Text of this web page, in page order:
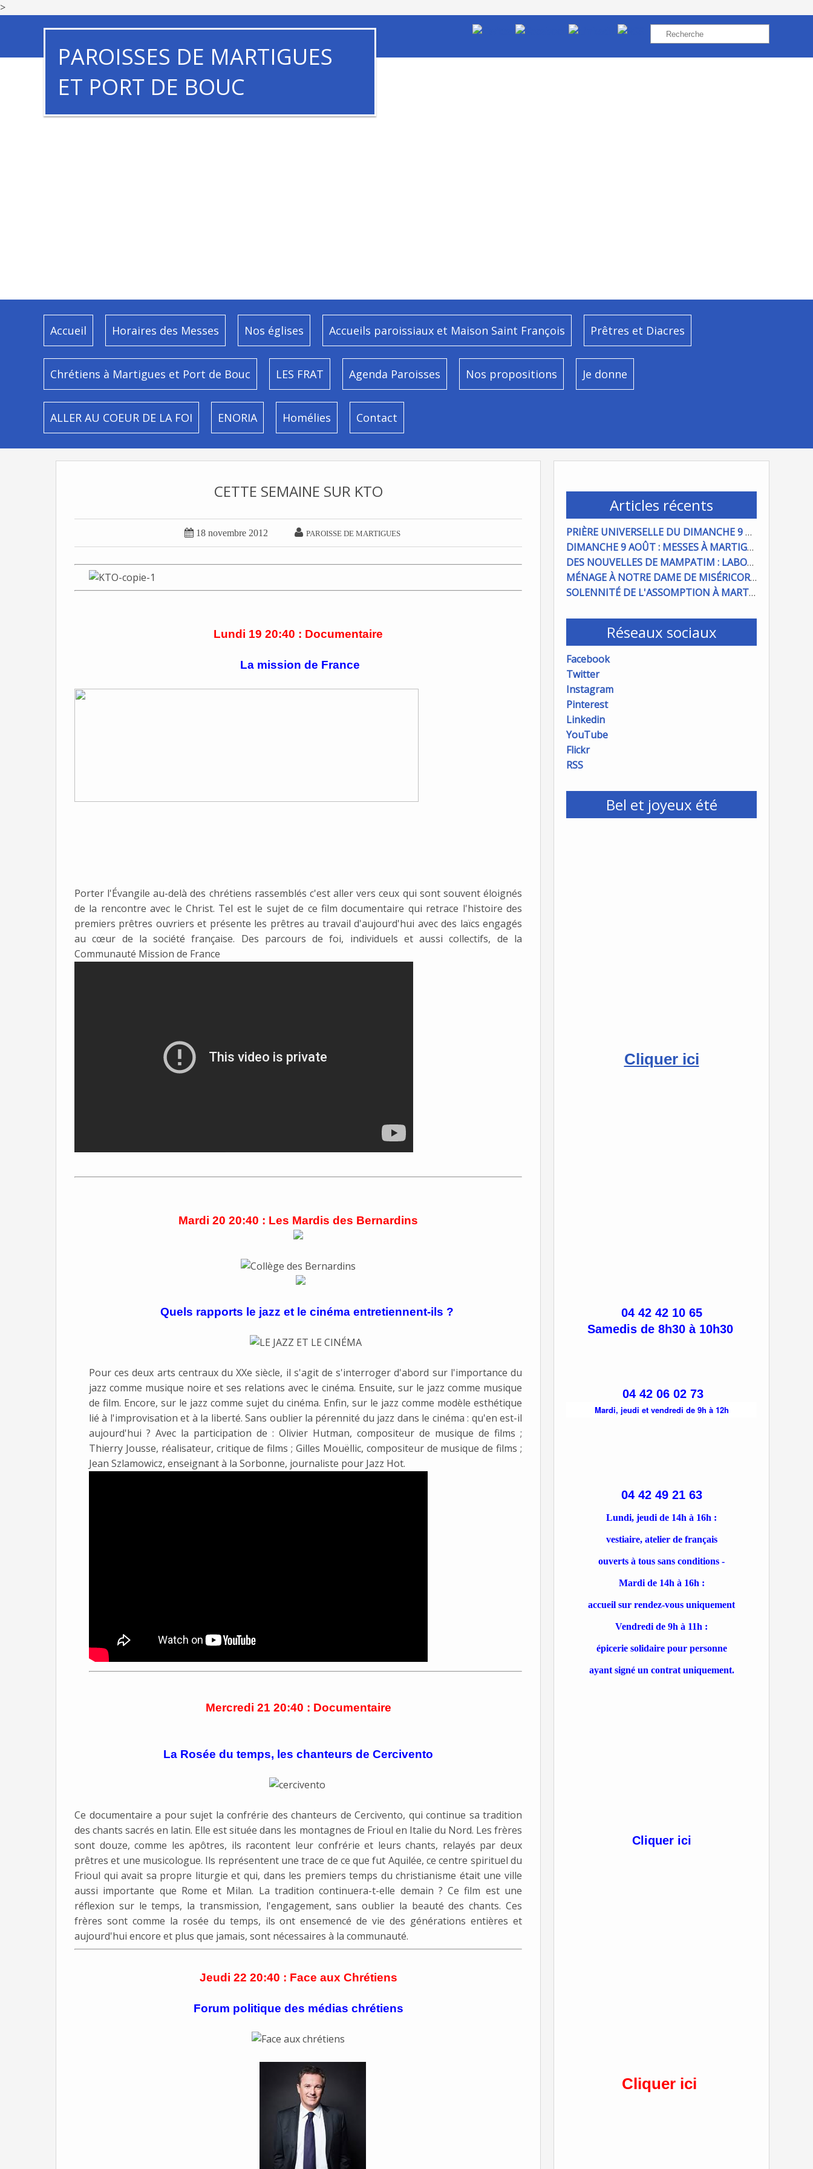
>
PAROISSES DE MARTIGUES
ET PORT DE BOUC
Accueil Horaires des Messes Nos églises Accueils paroissiaux et Maison Saint François Prêtres et Diacres
Chrétiens à Martigues et Port de Bouc LES FRAT Agenda Paroisses Nos propositions Je donne
ALLER AU COEUR DE LA FOI ENORIA Homélies Contact
Articles récents
PRIÈRE UNIVERSELLE DU DIMANCHE 9 AOÜT
DIMANCHE 9 AOÛT : MESSES À MARTIGUES ET PORT DE BOUC
DES NOUVELLES DE MAMPATIM : LABOUR DU CHAMP PAROISSIAL
MÉNAGE À NOTRE DAME DE MISÉRICORDE : ON COMPTE SUR VOUS !
SOLENNITÉ DE L'ASSOMPTION À MARTIGUES ET PORT DE BOUC
Réseaux sociaux
Facebook
Twitter
Instagram
Pinterest
Linkedin
YouTube
Flickr
RSS
Bel et joyeux été
Cliquer ici
04 42 42 10 65
Samedis de 8h30 à 10h30
04 42 06 02 73
Mardi, jeudi et vendredi de 9h à 12h
04 42 49 21 63
Lundi, jeudi de 14h à 16h :
vestiaire, atelier de français
ouverts à tous sans conditions -
Mardi de 14h à 16h :
accueil sur rendez-vous uniquement
Vendredi de 9h à 11h :
épicerie solidaire pour personne
ayant signé un contrat uniquement.
Cliquer ici
Cliquer ici
CETTE SEMAINE SUR KTO
 18 novembre 2012  PAROISSE DE MARTIGUES
Lundi 19 20:40 : Documentaire
La mission de France
Porter l'Évangile au-delà des chrétiens rassemblés c'est aller vers ceux qui sont souvent éloignés
de la rencontre avec le Christ. Tel est le sujet de ce film documentaire qui retrace l'histoire des
premiers prêtres ouvriers et présente les prêtres au travail d'aujourd'hui avec des laïcs engagés
au cœur de la société française. Des parcours de foi, individuels et aussi collectifs, de la
Communauté Mission de France
Mardi 20 20:40 : Les Mardis des Bernardins
Quels rapports le jazz et le cinéma entretiennent-ils ?
Pour ces deux arts centraux du XXe siècle, il s'agit de s'interroger d'abord sur l'importance du
jazz comme musique noire et ses relations avec le cinéma. Ensuite, sur le jazz comme musique
de film. Encore, sur le jazz comme sujet du cinéma. Enfin, sur le jazz comme modèle esthétique
lié à l'improvisation et à la liberté. Sans oublier la pérennité du jazz dans le cinéma : qu'en est-il
aujourd'hui ? Avec la participation de : Olivier Hutman, compositeur de musique de films ;
Thierry Jousse, réalisateur, critique de films ; Gilles Mouëllic, compositeur de musique de films ;
Jean Szlamowicz, enseignant à la Sorbonne, journaliste pour Jazz Hot.
Mercredi 21 20:40 : Documentaire
La Rosée du temps, les chanteurs de Cercivento
Ce documentaire a pour sujet la confrérie des chanteurs de Cercivento, qui continue sa tradition
des chants sacrés en latin. Elle est située dans les montagnes de Frioul en Italie du Nord. Les frères
sont douze, comme les apôtres, ils racontent leur confrérie et leurs chants, relayés par deux
prêtres et une musicologue. Ils représentent une trace de ce que fut Aquilée, ce centre spirituel du
Frioul qui avait sa propre liturgie et qui, dans les premiers temps du christianisme était une ville
aussi importante que Rome et Milan. La tradition continuera-t-elle demain ? Ce film est une
réflexion sur le temps, la transmission, l'engagement, sans oublier la beauté des chants. Ces
frères sont comme la rosée du temps, ils ont ensemencé de vie des générations entières et
aujourd'hui encore et plus que jamais, sont nécessaires à la communauté.
Jeudi 22 20:40 : Face aux Chrétiens
Forum politique des médias chrétiens